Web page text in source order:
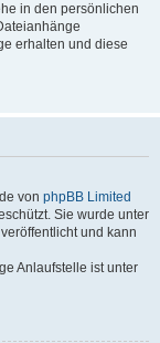
in den persönlichen
erhalten und diese
von phpBB Limited
Sie wurde unter
und kann
Anlaufstelle ist unter